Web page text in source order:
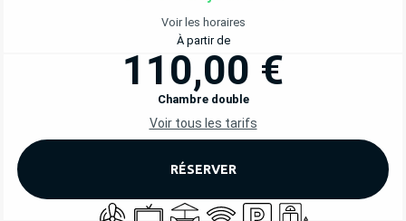
Voir les horaires
À partir de
110,00 €
Chambre double
Voir tous les tarifs
RÉSERVER
Air conditionné
TélévisionTerrasse
WiFi ParkingAscenseur